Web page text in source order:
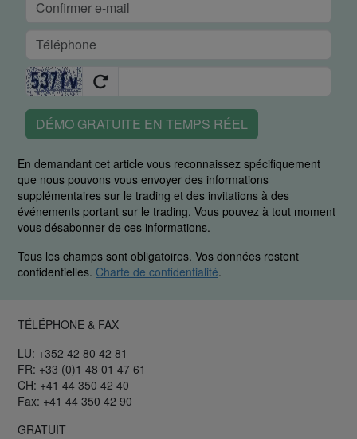
DÉMO GRATUITE EN TEMPS RÉEL
En demandant cet article vous reconnaissez spécifiquement
que nous pouvons vous envoyer des informations
supplémentaires sur le trading et des invitations à des
événements portant sur le trading. Vous pouvez à tout moment
vous désabonner de ces informations.
Tous les champs sont obligatoires. Vos données restent
confidentielles. Charte de confidentialité.
TÉLÉPHONE & FAX
LU: +352 42 80 42 81
FR: +33 (0)1 48 01 47 61
CH: +41 44 350 42 40
Fax: +41 44 350 42 90
GRATUIT